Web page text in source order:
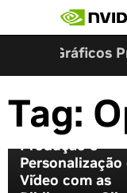
Gráficos
Tag:
Acelerando a
Produção e
Personalização
Vídeo com as